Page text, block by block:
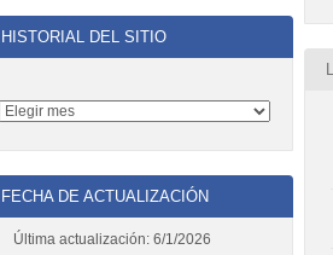
HISTORIAL DEL SITIO
FECHA DE ACTUALIZACIÓN
Última actualización: 6/1/2026